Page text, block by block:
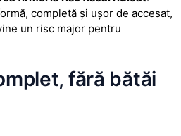
completă și ușor de accesat,
un risc major pentru
fără bătăi